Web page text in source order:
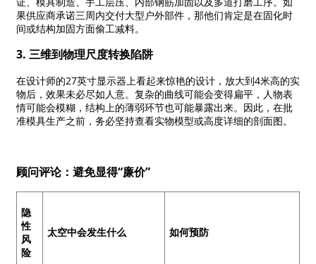
果供应商承诺三周内交付大型户外部件，那他们肯定是在固化时
间或结构加固方面偷工减料。
3. 三维到物理尺度转换陷阱
在设计师的27英寸显示器上看起来惊艳的设计，放大到4米高的实
物后，效果未必尽如人意。复杂的曲线可能会变得扁平，人物表
情可能会模糊，结构上的薄弱环节也可能暴露出来。因此，在批
准模具生产之前，务必坚持查看实物模型或高度详细的剖面图。
顾问评论：避免显得“廉价”
隐
性
风
险
太空中会发生什么 如何预防